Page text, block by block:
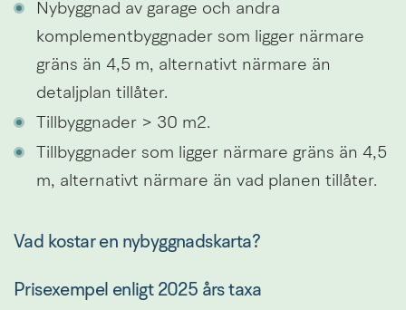
Nybyggnad av garage och andra
komplementbyggnader som ligger närmare
gräns än 4,5 m, alternativt närmare än
detaljplan tillåter.
Tillbyggnader > 30 m2.
Tillbyggnader som ligger närmare gräns än 4,5
m, alternativt närmare än vad planen tillåter.
Vad kostar en nybyggnadskarta?
Prisexempel enligt 2025 års taxa